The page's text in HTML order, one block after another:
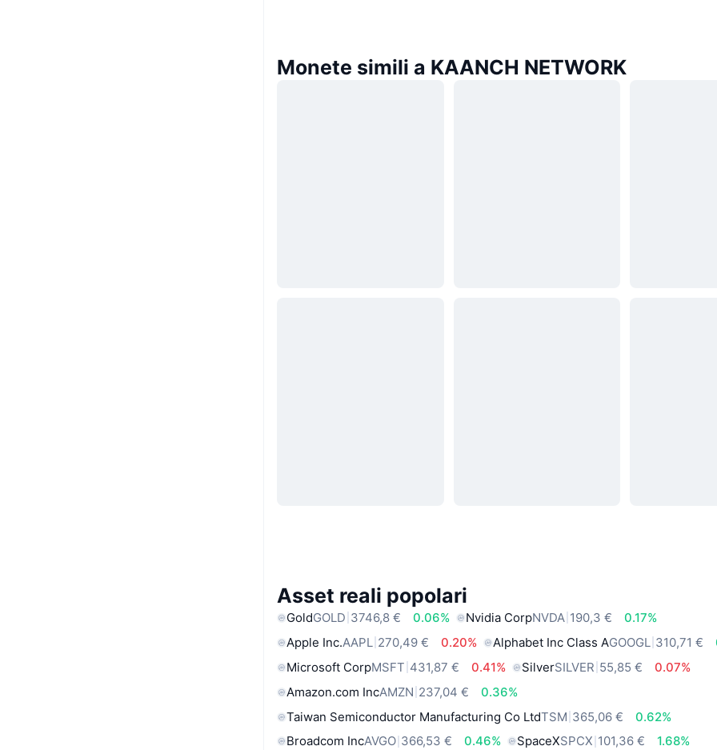
Monete simili a KAANCH NETWORK
Asset reali popolari
GoldGOLD 3746,8 € 0.06% Nvidia CorpNVDA 190,3 €
0.17%
Apple Inc.AAPL 270,49 € 0.20% Alphabet Inc Class AGOOGL 310,71 €
Microsoft CorpMSFT 431,87 € 0.41% SilverSILVER 55,85 €
0.07%
Amazon.com IncAMZN 237,04 €
0.36%
Taiwan Semiconductor Manufacturing Co LtdTSM 365,06 €
0.62%
Broadcom IncAVGO 366,53 € 0.46% SpaceXSPCX 101,36 €
1.68%